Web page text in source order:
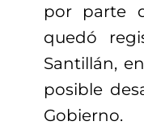
por parte
quedó
Santillán,
posible
Gobierno.